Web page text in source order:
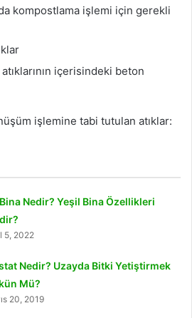
kompostlama işlemi için gerekli
içerisindeki beton
işlemine tabi tutulan atıklar:
Nedir? Yeşil Bina Özellikleri
5, 2022
Nedir? Uzayda Bitki Yetiştirmek
Mü?
20, 2019